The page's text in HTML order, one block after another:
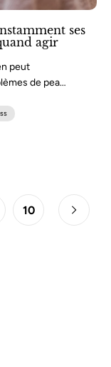
ses
agir
peut
de peau.
10